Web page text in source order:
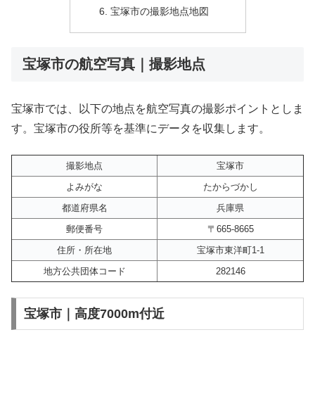
宝塚市の撮影地点地図
宝塚市の航空写真｜撮影地点
宝塚市では、以下の地点を航空写真の撮影ポイントとしま
す。宝塚市の役所等を基準にデータを収集します。
撮影地点
宝塚市
よみがな
たからづかし
都道府県名
兵庫県
郵便番号
〒665-8665
住所・所在地
宝塚市東洋町1-1
地方公共団体コード
282146
宝塚市｜高度7000m付近